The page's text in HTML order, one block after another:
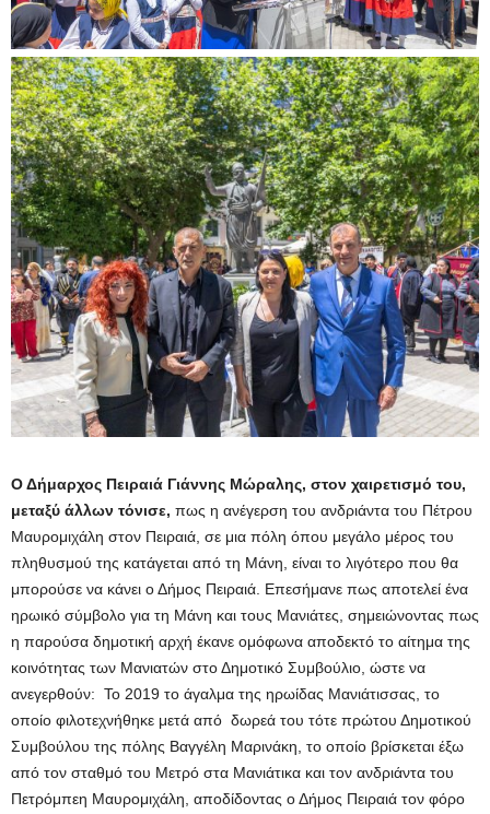
Ο Δήμαρχος Πειραιά Γιάννης Μώραλης, στον χαιρετισμό του,
μεταξύ άλλων τόνισε, πως η ανέγερση του ανδριάντα του Πέτρου
Μαυρομιχάλη στον Πειραιά, σε μια πόλη όπου μεγάλο μέρος του
πληθυσμού της κατάγεται από τη Μάνη, είναι το λιγότερο που θα
μπορούσε να κάνει ο Δήμος Πειραιά. Επεσήμανε πως αποτελεί ένα
ηρωικό σύμβολο για τη Μάνη και τους Μανιάτες, σημειώνοντας πως
η παρούσα δημοτική αρχή έκανε ομόφωνα αποδεκτό το αίτημα της
κοινότητας των Μανιατών στο Δημοτικό Συμβούλιο, ώστε να
ανεγερθούν: Το 2019 το άγαλμα της ηρωίδας Μανιάτισσας, το
οποίο φιλοτεχνήθηκε μετά από δωρεά του τότε πρώτου Δημοτικού
Συμβούλου της πόλης Βαγγέλη Μαρινάκη, το οποίο βρίσκεται έξω
από τον σταθμό του Μετρό στα Μανιάτικα και τον ανδριάντα του
Πετρόμπεη Μαυρομιχάλη, αποδίδοντας ο Δήμος Πειραιά τον φόρο